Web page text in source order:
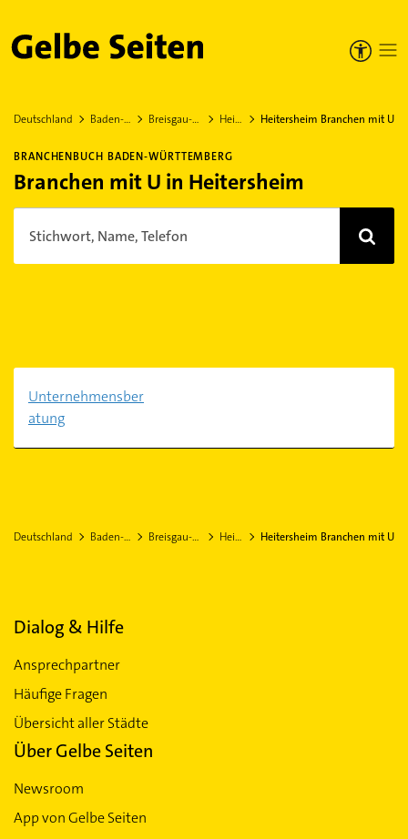
Gelbe Seiten
Deutschland Baden-Württemberg Breisgau-Hochschwarzwald Heitersheim Heitersheim Branchen mit U
BRANCHENBUCH BADEN-WÜRTTEMBERG
Branchen mit U in Heitersheim
Stichwort, Name, Telefon
Unternehmensber
atung
Deutschland Baden-Württemberg Breisgau-Hochschwarzwald Heitersheim Heitersheim Branchen mit U
Dialog & Hilfe
Ansprechpartner
Häufige Fragen
Übersicht aller Städte
Über Gelbe Seiten
Newsroom
App von Gelbe Seiten